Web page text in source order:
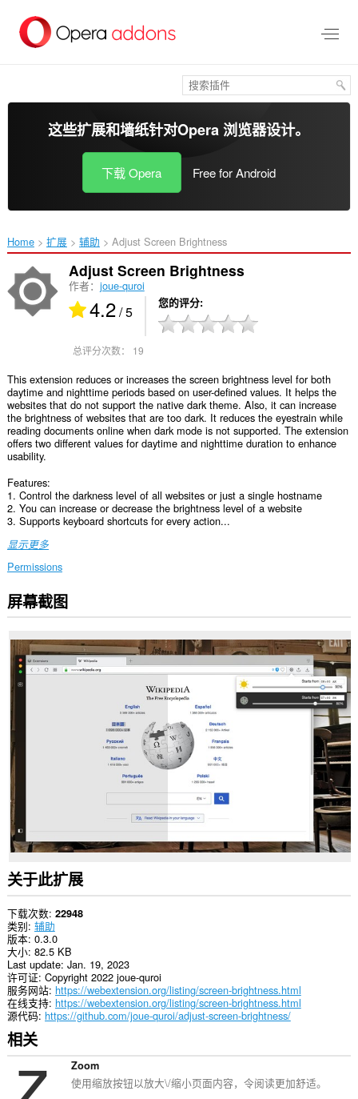
这些扩展和墙纸针对Opera 浏览器设计。
下载 Opera Free for Android
Home 扩展 辅助 Adjust Screen Brightness‎
Adjust Screen Brightness
作者： joue-quroi
4.2/ 5 您的评分
总评分次数： 19
This extension reduces or increases the screen brightness level for both
daytime and nighttime periods based on user-defined values. It helps the
websites that do not support the native dark theme. Also, it can increase
the brightness of websites that are too dark. It reduces the eyestrain while
reading documents online when dark mode is not supported. The extension
offers two different values for daytime and nighttime duration to enhance
usability.
Features:
1. Control the darkness level of all websites or just a single hostname
2. You can increase or decrease the brightness level of a website
3. Supports keyboard shortcuts for every action...
显示更多
Permissions
此
扩
可
访
问
您
在
所
网
站
上
的
数
据。
屏幕截图
关于此扩展
下载次数 22948
类别 辅助
版本 0.3.0
大小 82.5 KB
Last update Jan. 19, 2023
许可证 Copyright 2022 joue-quroi
服务网站 https://webextension.org/listing/screen-brightness.html
在线支持 https://webextension.org/listing/screen-brightness.html
源代码 https://github.com/joue-quroi/adjust-screen-brightness/
相关
Zoom
使用缩放按钮以放大\/缩小页面内容，令阅读更加舒适。